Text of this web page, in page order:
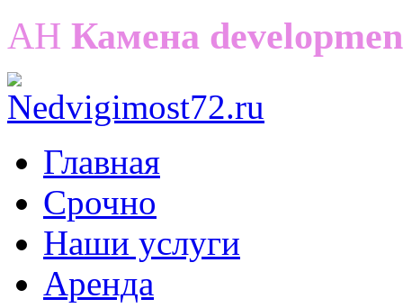
АН Камена
Главная
Срочно
Наши услуги
Аренда